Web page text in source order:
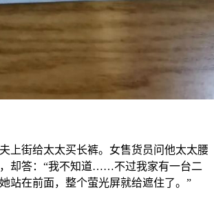
上街给太太买长裤。女售货员问他太太腰
却答：“我不知道……不过我家有一台二
站在前面，整个萤光屏就给遮住了。”